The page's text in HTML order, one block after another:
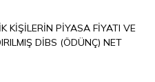
KİŞİLERİN PİYASA FİYATI VE
DİBS (ÖDÜNÇ) NET